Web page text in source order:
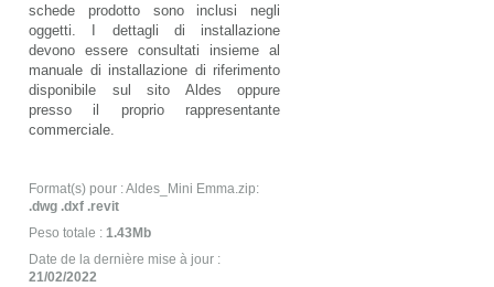
schede prodotto sono inclusi negli
oggetti. I dettagli di installazione
devono essere consultati insieme al
manuale di installazione di riferimento
disponibile sul sito Aldes oppure
presso il proprio rappresentante
commerciale.
Format(s) pour : Aldes_Mini Emma.zip:
.dwg .dxf .revit
Peso totale : 1.43Mb
Date de la dernière mise à jour :
21/02/2022